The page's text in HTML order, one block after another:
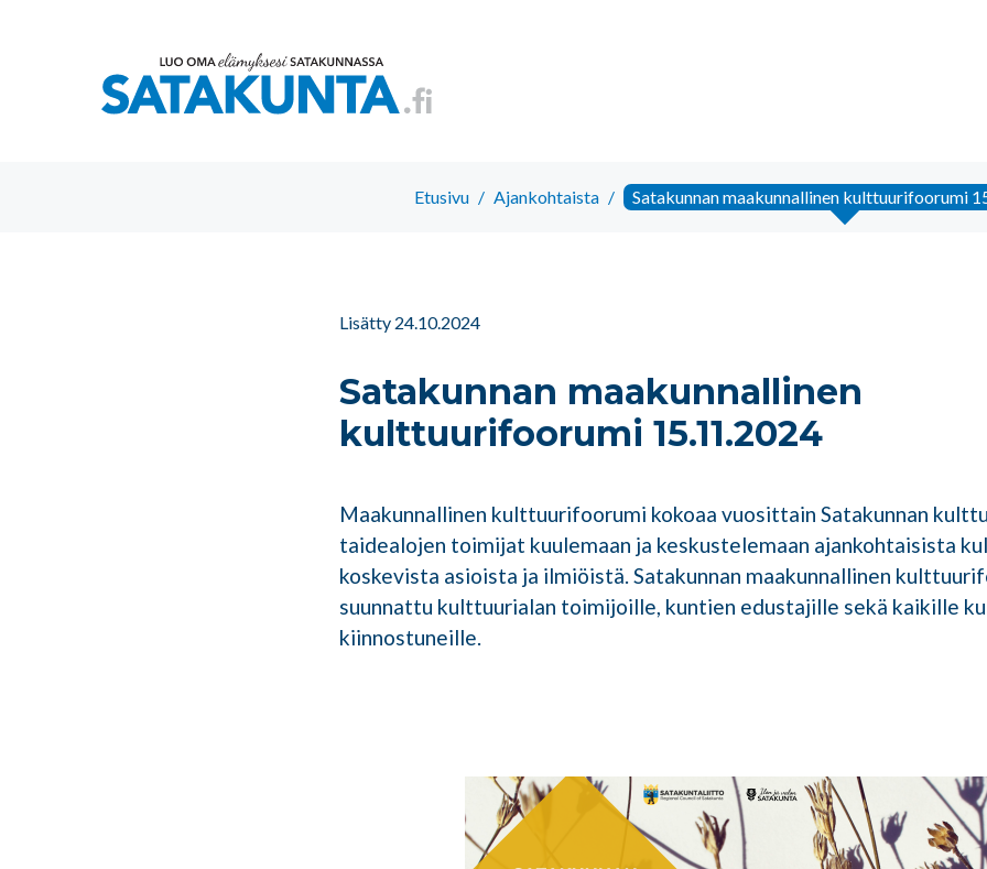
Etusivu / Ajankohtaista / Satakunnan maakunnallinen kulttuurifoorumi
Lisätty 24.10.2024
Satakunnan maakunnallinen
kulttuurifoorumi 15.11.2024
Maakunnallinen kulttuurifoorumi kokoaa vuosittain Satakunnan
taidealojen toimijat kuulemaan ja keskustelemaan ajankohtaisista
koskevista asioista ja ilmiöistä. Satakunnan maakunnallinen
suunnattu kulttuurialan toimijoille, kuntien edustajille sekä kaikille
kiinnostuneille.